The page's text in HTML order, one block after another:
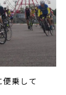
乗して